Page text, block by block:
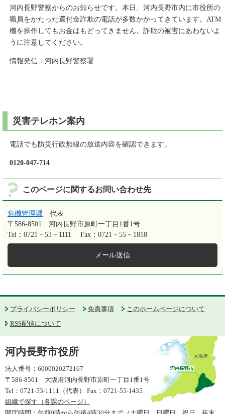
河内長野警察からのお知らせです。本日、河内長野市内に市役所の
職員をかたった還付金詐欺の電話が多数かかってきています。ATM
機を操作してもお金はもどってきません。詐欺の被害にあわないよ
うに注意してください。
情報発信：河内長野警察署
災害テレホン案内
電話でも防災行政無線の放送内容を確認できます。
0120-047-714
このページに関するお問い合わせ先
危機管理課
代表
〒586-8501
河内長野市原町一丁目1番1号
Tel：0721－53－1111
Fax：0721－55－1818
メール送信
プライバシーポリシー 免責事項
このホームページについて
RSS配信について
河内長野市役所
法人番号：6000020272167
〒586-8501 大阪府河内長野市原町一丁目1番1号
Tel：0721-53-1111（代表） Fax：0721-55-1435
組織で探す（各課のページ）